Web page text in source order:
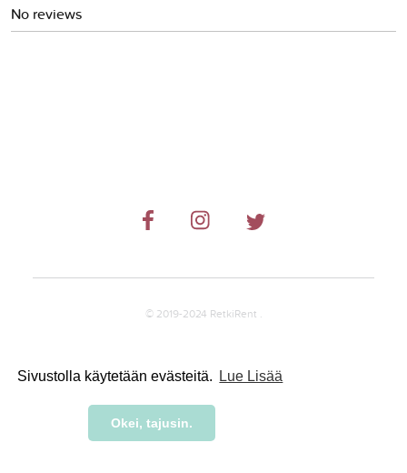
Sivustolla käytetään evästeitä. Lue Lisää
Okei, tajusin.
No reviews
© 2019-2024 RetkiRent .